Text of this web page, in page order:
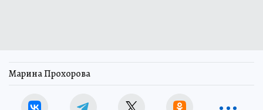
Марина Прохорова